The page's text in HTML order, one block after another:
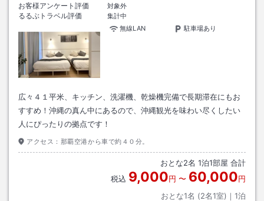
お客様アンケート評価
対象外
るるぶトラベル評価
集計中
無線LAN
駐車場あり
広々４１平米、キッチン、洗濯機、乾燥機完備で長期滞在にもお
すすめ！沖縄の真ん中にあるので、沖縄観光を味わい尽くしたい
人にぴったりの拠点です！
アクセス： 那覇空港から車で約４０分。
おとな2名 1泊1部屋 合計
税込 9,000円 〜 60,000円
おとな1名 (2名1室)｜ 1泊